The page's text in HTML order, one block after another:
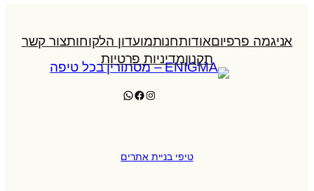
אניגמה פרפיוםאודותחנותמועדון הלקוחותצור קשר
תקנוןמדיניות פרטיות
Instagram
Facebook
WhatsApp
טיפי בניית אתרים